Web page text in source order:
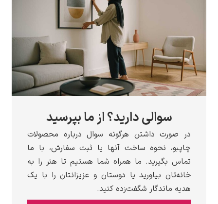
سوالی دارید؟ از ما بپرسید
داشتن هرگونه سوال درباره محصولات
نحوه ساخت آنها یا ثبت سفارش، با ما
ما همراه شما هستیم تا هنر را به
بیاورید یا دوستان و عزیزانتان را با یک
شگفت‌زده کنید.